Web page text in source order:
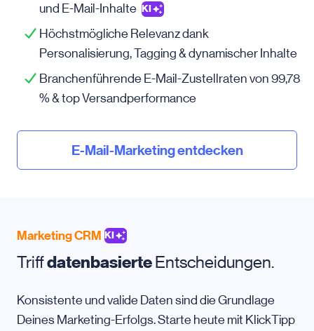
und E-Mail-Inhalte KI
Höchstmögliche Relevanz dank
Personalisierung, Tagging & dynamischer Inhalte
Branchenführende E-Mail-Zustellraten von 99,78
% & top Versandperformance
E-Mail-Marketing entdecken
Marketing CRM KI
TriffdatenbasierteEntscheidungen.
Konsistente und valide Daten sind die Grundlage
Deines Marketing-Erfolgs. Starte heute mit KlickTipp